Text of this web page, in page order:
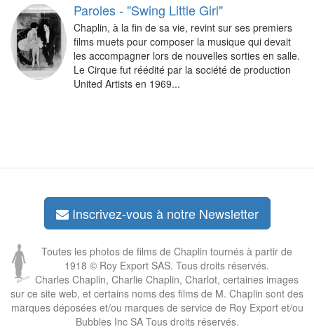
Paroles - "Swing Little Girl"
Chaplin, à la fin de sa vie, revint sur ses premiers
films muets pour composer la musique qui devait
les accompagner lors de nouvelles sorties en salle.
Le Cirque fut réédité par la société de production
United Artists en 1969...
Inscrivez-vous à notre Newsletter
Toutes les photos de films de Chaplin tournés à partir de
1918 © Roy Export SAS. Tous droits réservés.
Charles Chaplin, Charlie Chaplin, Charlot, certaines images
sur ce site web, et certains noms des films de M. Chaplin sont des
marques déposées et/ou marques de service de Roy Export et/ou
Bubbles Inc SA Tous droits réservés.